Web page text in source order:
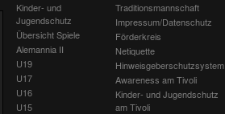
Kinder- und
Jugendschutz
Übersicht Spiele
Alemannia II
U19
U17
U16
U15
Traditionsmannschaft
Impressum/Datenschutz
Förderkreis
Netiquette
Hinweisgeberschutzsystem
Awareness am Tivoli
Kinder- und Jugendschutz
am Tivoli